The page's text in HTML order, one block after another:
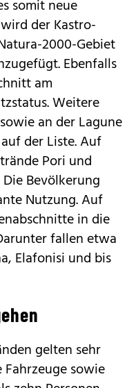
somit neue
der Kastro-
2000-Gebiet
Ebenfalls
am
Weitere
an der Lagune
der Liste. Auf
Pori und
Bevölkerung
Nutzung. Auf
in die
fallen etwa
Elafonisi und bis
gelten sehr
sowie